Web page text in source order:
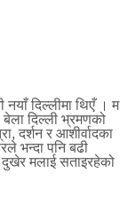
दिल्लीमा थिएँ । म
बेला दिल्ली भ्रमणको
दर्शन र आशीर्वादका
भन्दा पनि बढी
दुखेर मलाई सताइरहेको